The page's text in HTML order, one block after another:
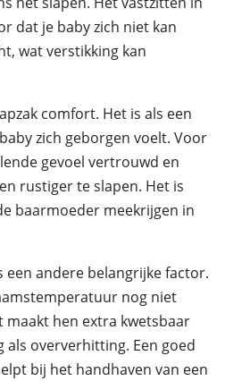
dat je baby zich niet kan
wat verstikking kan
comfort. Het is als een
zich geborgen voelt. Voor
gevoel vertrouwd en
rustiger te slapen. Het is
baarmoeder meekrijgen in
andere belangrijke factor.
nog niet
maakt hen extra kwetsbaar
oververhitting. Een goed
bij het handhaven van een